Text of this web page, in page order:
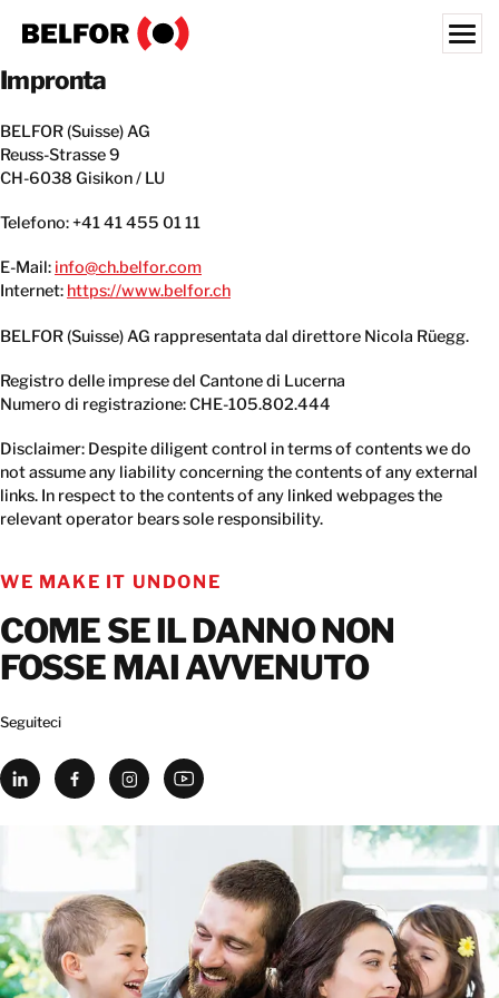
content
Search for:
I NOSTRI CLIENTI
SERVIZI
ATTUALITÀ
JOBS
SVIZZERA
CONTATTATECI
Impronta
BELFOR (Suisse) AG
Reuss-Strasse 9
CH-6038 Gisikon / LU
Telefono: +41 41 455 01 11
E-Mail: info@ch.belfor.com
Internet: https://www.belfor.ch
BELFOR (Suisse) AG rappresentata dal direttore Nicola Rüegg.
Registro delle imprese del Cantone di Lucerna
Numero di registrazione: CHE-105.802.444
Disclaimer: Despite diligent control in terms of contents we do
not assume any liability concerning the contents of any external
links. In respect to the contents of any linked webpages the
relevant operator bears sole responsibility.
WE MAKE IT UNDONE
COME SE IL DANNO NON
FOSSE MAI AVVENUTO
Seguiteci